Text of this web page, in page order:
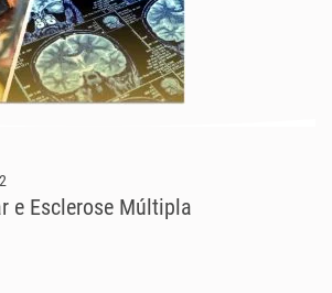
e Esclerose Múltipla